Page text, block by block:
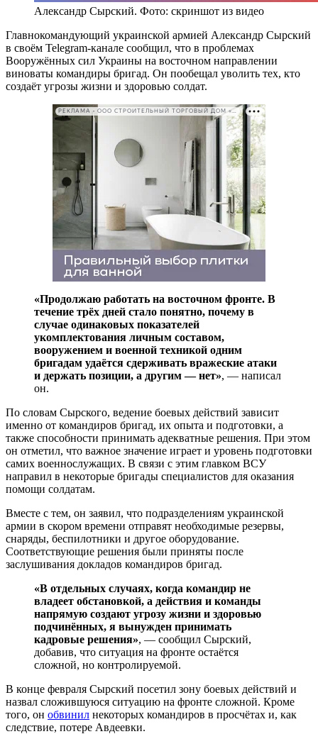
Александр Сырский. Фото: скриншот из видео
Главнокомандующий украинской армией Александр Сырский
в своём Telegram-канале сообщил, что в проблемах
Вооружённых сил Украины на восточном направлении
виноваты командиры бригад. Он пообещал уволить тех, кто
создаёт угрозы жизни и здоровью солдат.
РЕКЛАМА • ООО СТРОИТЕЛЬНЫЙ ТОРГОВЫЙ ДОМ «ПЕТРОВИЧ». ИНН: 7802348846
«Продолжаю работать на восточном фронте. В
течение трёх дней стало понятно, почему в
случае одинаковых показателей
укомплектования личным составом,
вооружением и военной техникой одним
бригадам удаётся сдерживать вражеские атаки
и держать позиции, а другим — нет», — написал
он.
По словам Сырского, ведение боевых действий зависит
именно от командиров бригад, их опыта и подготовки, а
также способности принимать адекватные решения. При этом
он отметил, что важное значение играет и уровень подготовки
самих военнослужащих. В связи с этим главком ВСУ
направил в некоторые бригады специалистов для оказания
помощи солдатам.
Вместе с тем, он заявил, что подразделениям украинской
армии в скором времени отправят необходимые резервы,
снаряды, беспилотники и другое оборудование.
Соответствующие решения были приняты после
заслушивания докладов командиров бригад.
«В отдельных случаях, когда командир не
владеет обстановкой, а действия и команды
напрямую создают угрозу жизни и здоровью
подчинённых, я вынужден принимать
кадровые решения», — сообщил Сырский,
добавив, что ситуация на фронте остаётся
сложной, но контролируемой.
В конце февраля Сырский посетил зону боевых действий и
назвал сложившуюся ситуацию на фронте сложной. Кроме
того, он обвинил некоторых командиров в просчётах и, как
следствие, потере Авдеевки.